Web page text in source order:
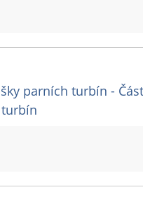
parních turbín -